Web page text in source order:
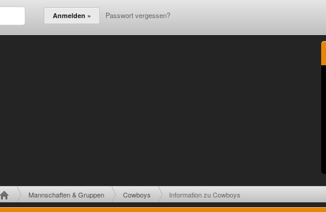
Passwort vergessen?
Mannschaften & Gruppen Cowboys Information zu Cowboys